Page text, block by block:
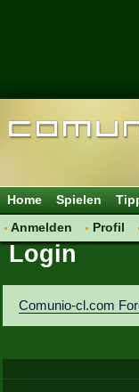
Home Spielen
Anmelden
Profil
Login
Comunio-cl.com